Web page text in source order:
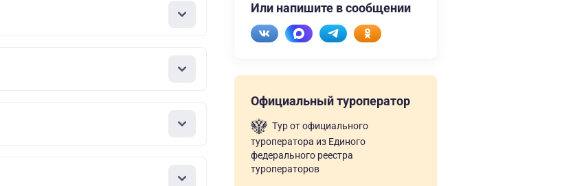
Или напишите в сообщении
Официальный туроператор
Тур от официального
туроператора из Единого
федерального реестра
туроператоров